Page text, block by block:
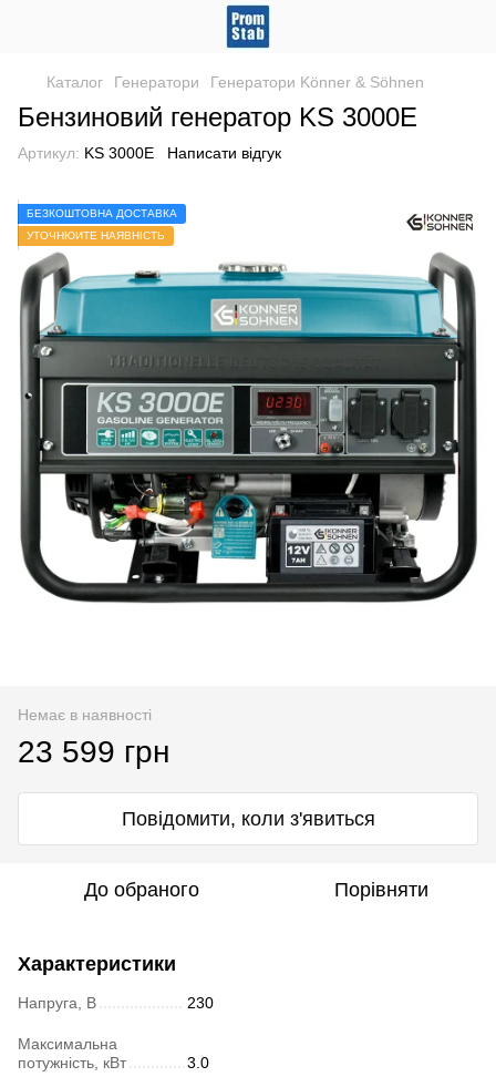
Каталог Генератори Генератори Könner & Söhnen
Бензиновий генератор KS 3000E
Артикул: KS 3000E Написати відгук
БЕЗКОШТОВНА ДОСТАВКА
УТОЧНЮЙТЕ НАЯВНІСТЬ
Немає в наявності
23 599 грн
Повідомити, коли з'явиться
До обраного Порівняти
Характеристики
Напруга, В 230
Максимальна
потужність, кВт
3.0